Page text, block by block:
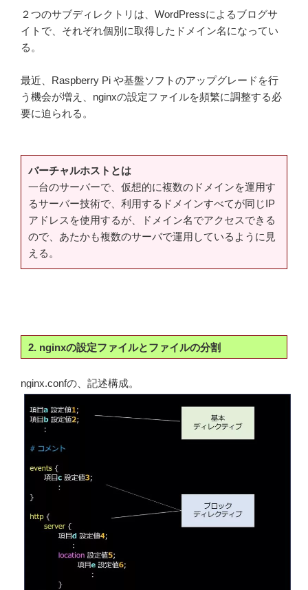
２つのサブディレクトリは、WordPressによるブログサ
イトで、それぞれ個別に取得したドメイン名になってい
る。
最近、Raspberry Pi や基盤ソフトのアップグレードを行
う機会が増え、nginxの設定ファイルを頻繁に調整する必
要に迫られる。
バーチャルホストとは
一台のサーバーで、仮想的に複数のドメインを運用す
るサーバー技術で、利用するドメインすべてが同じIP
アドレスを使用するが、ドメイン名でアクセスできる
ので、あたかも複数のサーバで運用しているように見
える。
2. nginxの設定ファイルとファイルの分割
nginx.confの、記述構成。